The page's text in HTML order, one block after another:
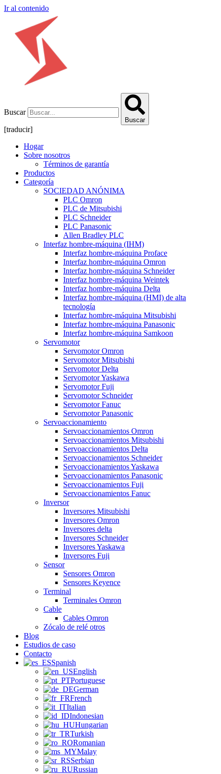
Ir al contenido
Buscar
Buscar
[traducir]
Hogar
Sobre nosotros
Términos de garantía
Productos
Categoría
SOCIEDAD ANÓNIMA
PLC Omron
PLC de Mitsubishi
PLC Schneider
PLC Panasonic
Allen Bradley PLC
Interfaz hombre-máquina (IHM)
Interfaz hombre-máquina Proface
Interfaz hombre-máquina Omron
Interfaz hombre-máquina Schneider
Interfaz hombre-máquina Weintek
Interfaz hombre-máquina Delta
Interfaz hombre-máquina (HMI) de alta
tecnología
Interfaz hombre-máquina Mitsubishi
Interfaz hombre-máquina Panasonic
Interfaz hombre-máquina Samkoon
Servomotor
Servomotor Omron
Servomotor Mitsubishi
Servomotor Delta
Servomotor Yaskawa
Servomotor Fuji
Servomotor Schneider
Servomotor Fanuc
Servomotor Panasonic
Servoaccionamiento
Servoaccionamientos Omron
Servoaccionamientos Mitsubishi
Servoaccionamientos Delta
Servoaccionamientos Schneider
Servoaccionamientos Yaskawa
Servoaccionamientos Panasonic
Servoaccionamientos Fuji
Servoaccionamientos Fanuc
Inversor
Inversores Mitsubishi
Inversores Omron
Inversores delta
Inversores Schneider
Inversores Yaskawa
Inversores Fuji
Sensor
Sensores Omron
Sensores Keyence
Terminal
Terminales Omron
Cable
Cables Omron
Zócalo de relé otros
Blog
Estudios de caso
Contacto
Spanish
English
Portuguese
German
French
Italian
Indonesian
Hungarian
Turkish
Romanian
Malay
Serbian
Russian